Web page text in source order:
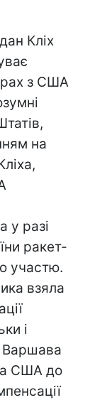
Кліх
з США
на
у разі
ракет-
участю.
взяла
і
Варшава
США до